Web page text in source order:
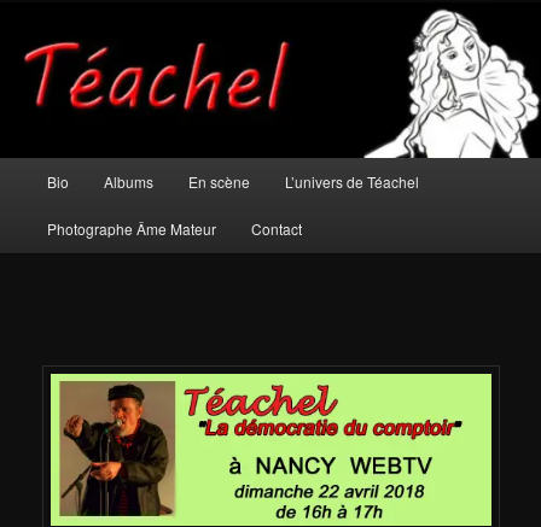
contenu
principalTéachel
principal
Bio Albums En scène L’univers de Téachel
Photographe Âme Mateur Contact